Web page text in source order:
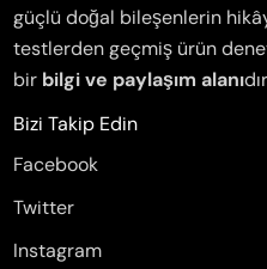
güçlü doğal bileşenlerin
testlerden geçmiş ürün
bir bilgi ve paylaşım alanı
Bizi Takip Edin
Facebook
Twitter
Instagram